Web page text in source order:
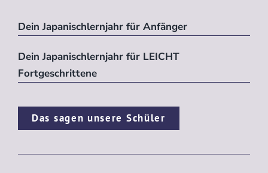
Dein Japanischlernjahr für Anfänger
Dein Japanischlernjahr für LEICHT
Fortgeschrittene
Das sagen unsere Schüler